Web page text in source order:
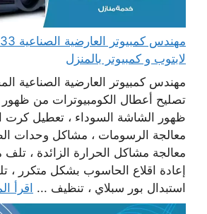
لابتوب و كمبيوتر بالمنزل
مهندس كمبيوتر العارضية الصناعية
تصليح أعطال الكومبيوترات من ظهور
ظهور الشاشة السوداء ، تعطيل كرت
معالجة الرسومات ، مشاكل وحدات
معالجة مشاكل الحرارة الزائدة ، تلف
إعادة اقلاع الحاسوب بشكل متكرر ،
استبدال بور سبلاي ، تنظيف ... اقرأ